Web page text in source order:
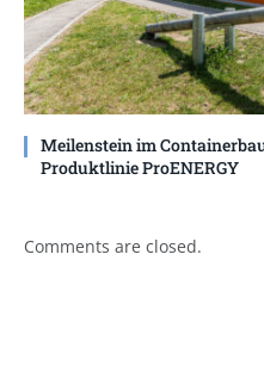
Meilenstein im
Produktlinie ProENERGY
Comments are closed.